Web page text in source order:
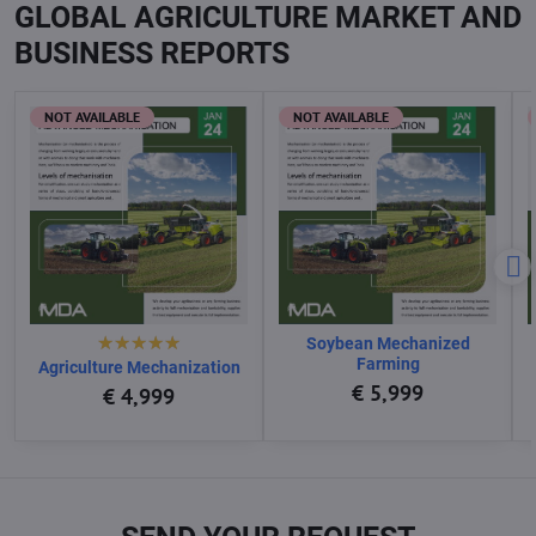
GLOBAL AGRICULTURE MARKET AND
BUSINESS REPORTS
NOT AVAILABLE
Agriculture Mechanization
€ 4,999
NOT AVAILABLE
Soybean Mechanized
Farming
€ 5,999